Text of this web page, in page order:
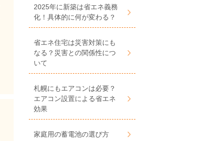
2025年に新築は省エネ義務
化！具体的に何が変わる？
省エネ住宅は災害対策にも
なる？災害との関係性につ
いて
札幌にもエアコンは必要？
エアコン設置による省エネ
効果
家庭用の蓄電池の選び方